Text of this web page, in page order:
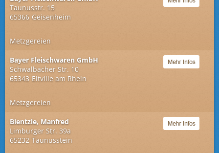
Taunusstr. 15
65366 Geisenheim
Metzgereien
Bayer Fleischwaren GmbH
Schwalbacher Str. 10
65343 Eltville am Rhein
Metzgereien
Bientzle, Manfred
Limburger Str. 39a
65232 Taunusstein